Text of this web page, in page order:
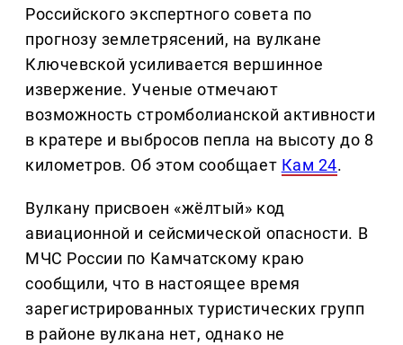
Российского экспертного совета по
прогнозу землетрясений, на вулкане
Ключевской усиливается вершинное
извержение. Ученые отмечают
возможность стромболианской активности
в кратере и выбросов пепла на высоту до 8
километров. Об этом сообщает Кам 24.
Вулкану присвоен «жёлтый» код
авиационной и сейсмической опасности. В
МЧС России по Камчатскому краю
сообщили, что в настоящее время
зарегистрированных туристических групп
в районе вулкана нет, однако не